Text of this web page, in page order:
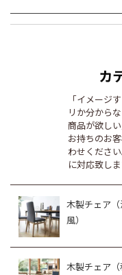
カ
「イメージ
リか分から
商品が欲し
お持ちのお
わせくださ
に対応致しま
木製チェア
風）
木製チェア（